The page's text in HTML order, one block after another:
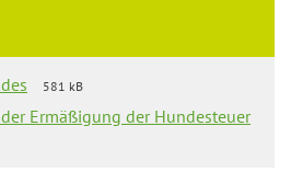
581 kB
Ermäßigung der Hundesteuer